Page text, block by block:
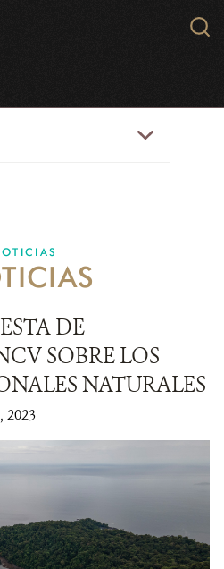
DE ACCIÓN
Y ALIANZAS
DE
SOBRE LOS
NATURALES
2023